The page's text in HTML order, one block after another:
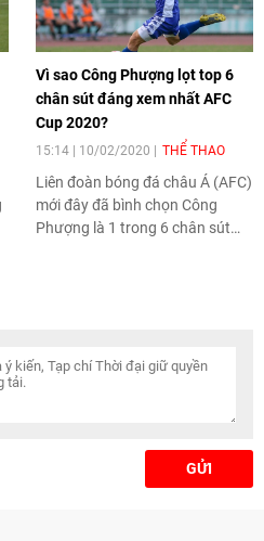
Vì sao Công Phượng lọt top 6
chân sút đáng xem nhất AFC
Cup 2020?
15:14 | 10/02/2020 THỂ THAO
Liên đoàn bóng đá châu Á (AFC)
mới đây đã bình chọn Công
Phượng là 1 trong 6 chân sút
GỬI